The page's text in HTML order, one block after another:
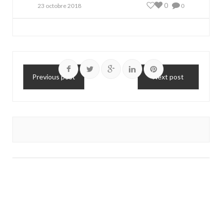
23 octobre 2018 0
0
Previous post Next post